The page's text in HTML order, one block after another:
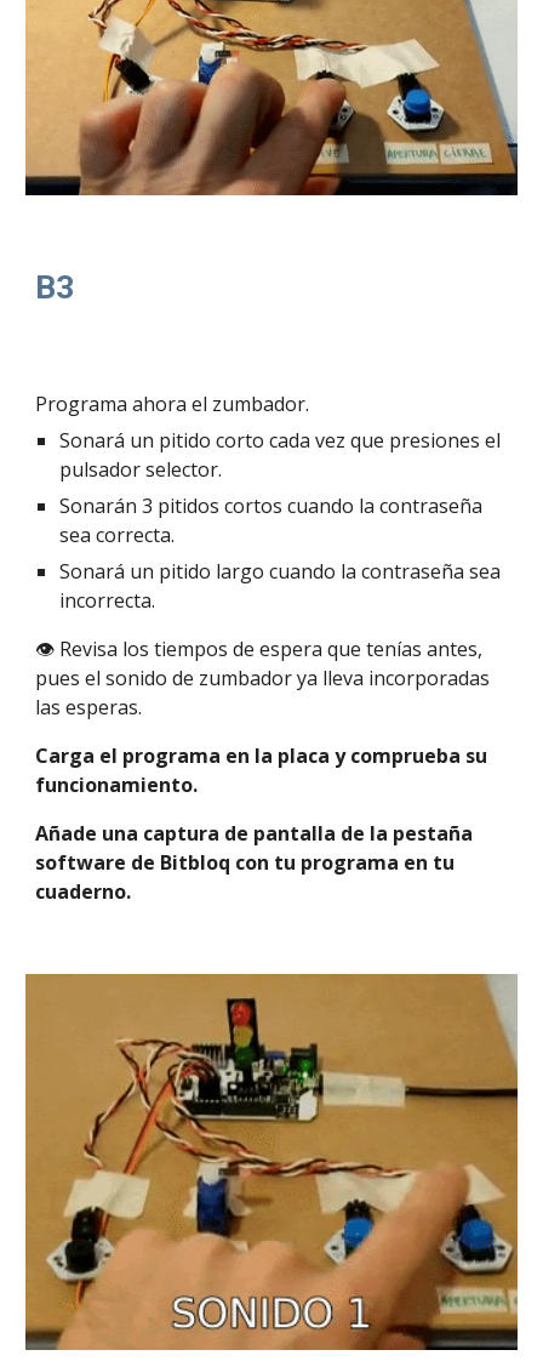
B3
Programa ahora el zumbador.
Sonará un pitido corto cada vez que presiones el
pulsador selector.
Sonarán 3 pitidos cortos cuando la contraseña
sea correcta.
Sonará un pitido largo cuando la contraseña sea
incorrecta.
👁️ Revisa los tiempos de espera que tenías antes,
pues el sonido de zumbador ya lleva incorporadas
las esperas.
Carga el programa en la placa y comprueba su
funcionamiento.
Añade una captura de pantalla de la pestaña
software de Bitbloq con tu programa en tu
cuaderno.